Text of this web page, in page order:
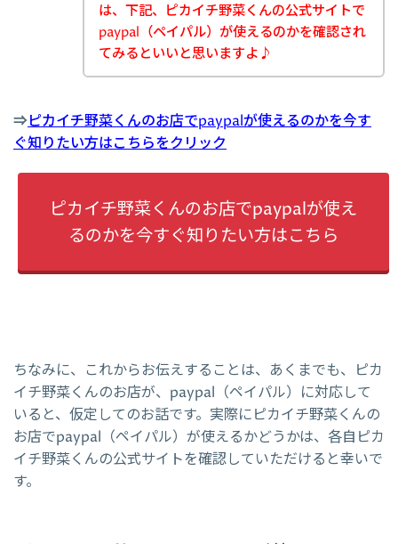
は、下記、ピカイチ野菜くんの公式サイトで
paypal（ペイパル）が使えるのかを確認され
てみるといいと思いますよ♪
⇒ピカイチ野菜くんのお店でpaypalが使えるのかを今す
ぐ知りたい方はこちらをクリック
ピカイチ野菜くんのお店でpaypalが使え
るのかを今すぐ知りたい方はこちら
ちなみに、これからお伝えすることは、あくまでも、ピカ
イチ野菜くんのお店が、paypal（ペイパル）に対応して
いると、仮定してのお話です。実際にピカイチ野菜くんの
お店でpaypal（ペイパル）が使えるかどうかは、各自ピカ
イチ野菜くんの公式サイトを確認していただけると幸いで
す。